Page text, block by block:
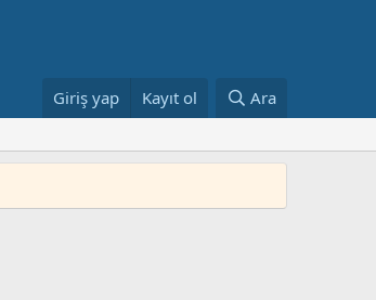
Giriş yap Kayıt ol Ara